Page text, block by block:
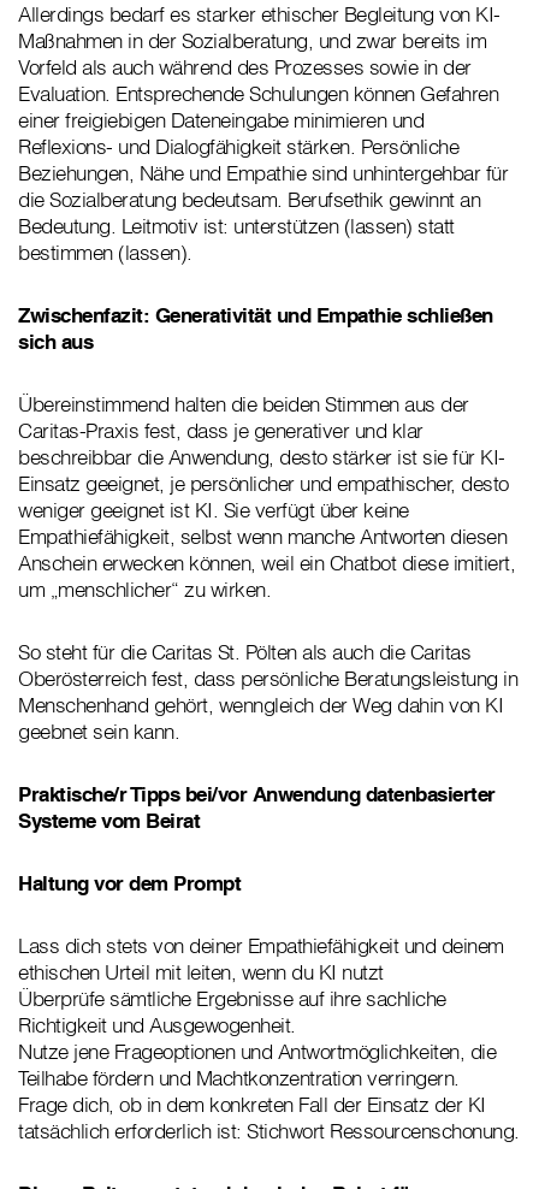
Allerdings bedarf es starker ethischer Begleitung von KI-
Maßnahmen in der Sozialberatung, und zwar bereits im
Vorfeld als auch während des Prozesses sowie in der
Evaluation. Entsprechende Schulungen können Gefahren
einer freigiebigen Dateneingabe minimieren und
Reflexions- und Dialogfähigkeit stärken. Persönliche
Beziehungen, Nähe und Empathie sind unhintergehbar für
die Sozialberatung bedeutsam. Berufsethik gewinnt an
Bedeutung. Leitmotiv ist: unterstützen (lassen) statt
bestimmen (lassen).
Zwischenfazit: Generativität und Empathie schließen
sich aus
Übereinstimmend halten die beiden Stimmen aus der
Caritas-Praxis fest, dass je generativer und klar
beschreibbar die Anwendung, desto stärker ist sie für KI-
Einsatz geeignet, je persönlicher und empathischer, desto
weniger geeignet ist KI. Sie verfügt über keine
Empathiefähigkeit, selbst wenn manche Antworten diesen
Anschein erwecken können, weil ein Chatbot diese imitiert,
um „menschlicher“ zu wirken.
So steht für die Caritas St. Pölten als auch die Caritas
Oberösterreich fest, dass persönliche Beratungsleistung in
Menschenhand gehört, wenngleich der Weg dahin von KI
geebnet sein kann.
Praktische/r Tipps bei/vor Anwendung datenbasierter
Systeme vom Beirat
Haltung vor dem Prompt
Lass dich stets von deiner Empathiefähigkeit und deinem
ethischen Urteil mit leiten, wenn du KI nutzt
Überprüfe sämtliche Ergebnisse auf ihre sachliche
Richtigkeit und Ausgewogenheit.
Nutze jene Frageoptionen und Antwortmöglichkeiten, die
Teilhabe fördern und Machtkonzentration verringern.
Frage dich, ob in dem konkreten Fall der Einsatz der KI
tatsächlich erforderlich ist: Stichwort Ressourcenschonung.